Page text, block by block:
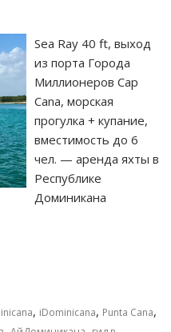
Sea Ray 40 ft, выход
из порта Города
Миллионеров Cap
Cana, морская
прогулка + купание,
вместимость до 6
чел. — аренда яхты в
Республике
Доминикана
, iDominicana, Punta Cana,